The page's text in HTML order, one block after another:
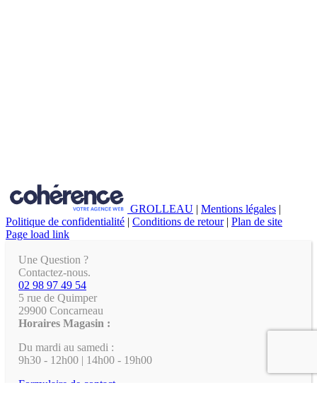
GROLLEAU | Mentions légales |
Politique de confidentialité | Conditions de retour | Plan de site
Page load link
Une Question ?
Contactez-nous.
02 98 97 49 54
5 rue de Quimper
29900 Concarneau
Horaires Magasin :
Du mardi au samedi :
9h30 - 12h00 | 14h00 - 19h00
Formulaire de contact